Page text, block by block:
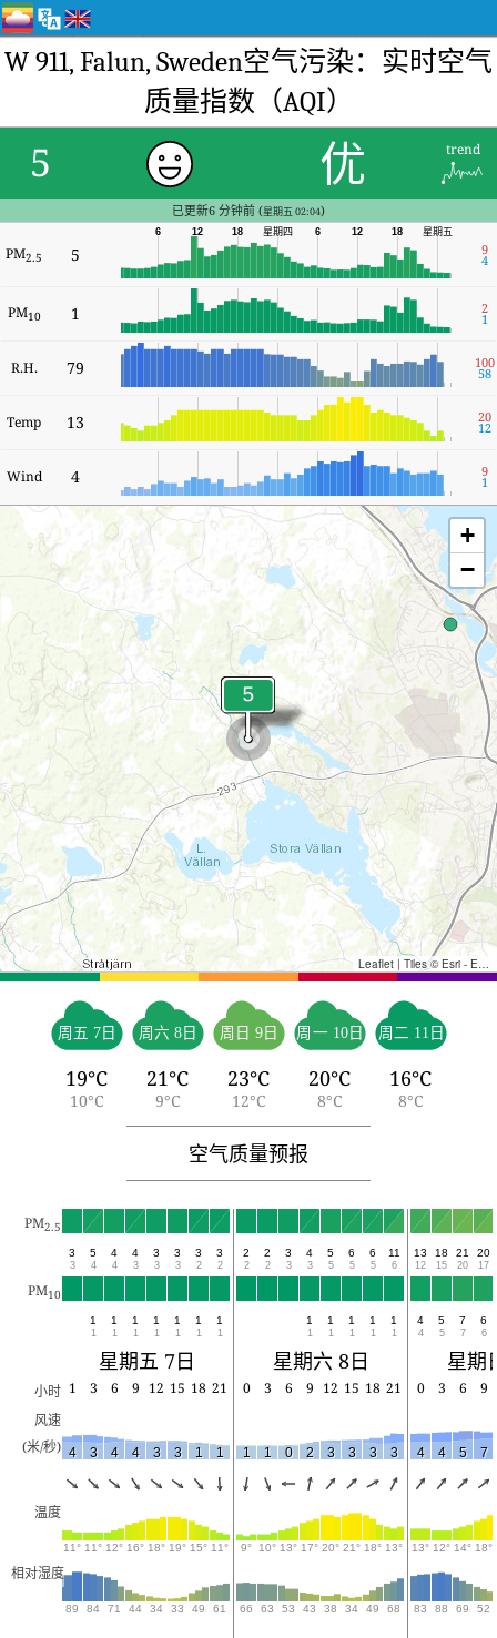
W 911, Falun, Sweden空气污染：实时空气
质量指数（AQI）
5 优 trend
已更新6 分钟前 (星期五 02:04)
PM2.5 5
星期五
18
12
6
星期四
18
12
6
9
4
PM10 1 2
1
R.H. 79 100
58
Temp 13 20
12
Wind 4 9
1
+
−
Leaflet | Tiles © Esri - Esri, DeLorme, NAVTEQ, TomTom, Intermap, iPC, USGS, FAO, NPS, NRCAN, GeoBase, Kadaster NL, Ordnance Survey, Esri Japan, METI, Esri China (Hong Kong), and the GIS User Community
周五 7日
19°C
10°C
周六 8日
21°C
9°C
周日 9日
23°C
12°C
周一 10日
20°C
8°C
周二 11日
16°C
8°C
空气质量预报
PM2.5
3
3
5
4
4
4
4
3
3
3
3
3
3
2
3
2
2
2
2
2
3
3
4
3
5
5
6
5
6
5
11
6
13
12
18
15
21
20
20
17
PM10
1
1
1
1
1
1
1
1
1
1
1
1
1
1
1
1
1
1
1
1
1
1
1
1
4
4
5
5
7
7
6
6
星期五 7日 星期六 8日 星期
小时 1 3 6 9 12 15 18 21 0 3 6 9 12 15 18 21 0 3 6
9
风速
(米/秒) 4 3 4 4 3 3 1 1 1 1 0 2 3 3 3 3 4 4 5 7
温度
11° 11° 12° 16° 18° 19° 15° 11° 9° 10° 13° 17° 20° 21° 18° 13° 13° 12° 14° 18°
相对湿度
89 84 71 44 34 33 49 61 66 63 53 43 38 34 49 68 83 88 69 52